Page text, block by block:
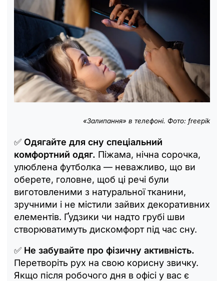
«Залипання» в телефоні. Фото: freepik
✅ Одягайте для сну спеціальний
комфортний одяг. Піжама, нічна сорочка,
улюблена футболка — неважливо, що ви
оберете, головне, щоб ці речі були
виготовленими з натуральної тканини,
зручними і не містили зайвих декоративних
елементів. Ґудзики чи надто грубі шви
створюватимуть дискомфорт під час сну.
✅ Не забувайте про фізичну активність.
Перетворіть рух на свою корисну звичку.
Якщо після робочого дня в офісі у вас є